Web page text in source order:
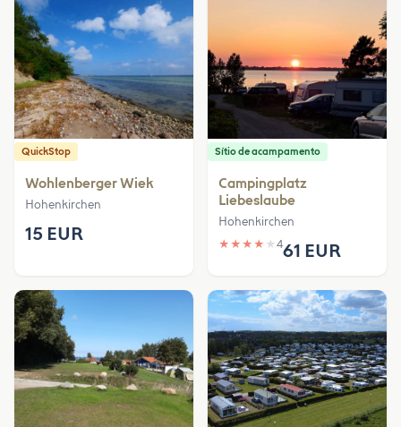
QuickStop
Wohlenberger Wiek
Hohenkirchen
15 EUR
Sítio de acampamento
Campingplatz
Liebeslaube
Hohenkirchen
★ ★ ★ ★ ★ 461 EUR